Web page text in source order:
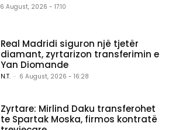
6 August, 2026 - 17:10
Real Madridi siguron një tjetër
diamant, zyrtarizon transferimin e
Yan Diomande
N.T. - 6 August, 2026 - 16:28
Zyrtare: Mirlind Daku transferohet
te Spartak Moska, firmos kontratë